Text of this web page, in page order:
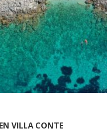
VILLA CONTE